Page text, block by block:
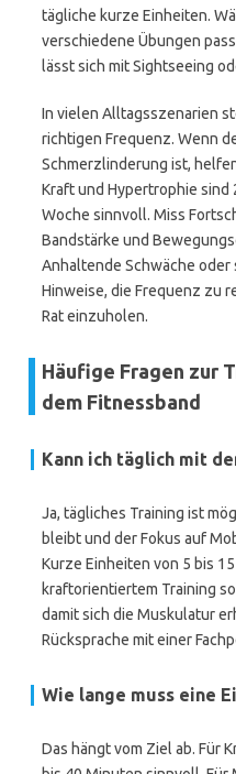
tägliche kurze Einheiten.
verschiedene Übungen
lässt sich mit Sightseeing
In vielen Alltagsszenarien
richtigen Frequenz. Wenn
Schmerzlinderung ist,
Kraft und Hypertrophie
Woche sinnvoll. Miss
Bandstärke und
Anhaltende Schwäche oder
Hinweise, die Frequenz zu
Rat einzuholen.
Häufige Fragen zur
dem Fitnessband
Kann ich täglich mit
Ja, tägliches Training ist
bleibt und der Fokus auf
Kurze Einheiten von 5 bis
kraftorientiertem Training
damit sich die Muskulatur
Rücksprache mit einer
Wie lange muss eine
Das hängt vom Ziel ab. Für